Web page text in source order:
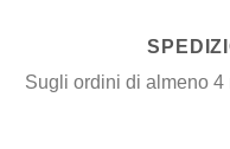
Sugli ordini di almeno